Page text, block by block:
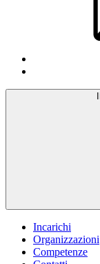
Incarichi
Organizzazioni
Competenze